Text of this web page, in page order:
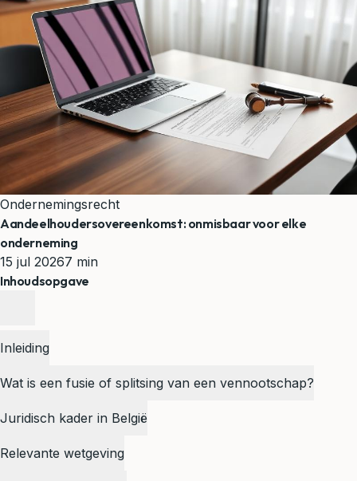
Ondernemingsrecht
Aandeelhoudersovereenkomst: onmisbaar voor elke
onderneming
15 jul 20267 min
Inhoudsopgave
Inleiding
Wat is een fusie of splitsing van een vennootschap?
Juridisch kader in België
Relevante wetgeving